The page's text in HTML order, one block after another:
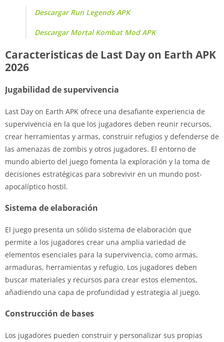
Descargar Run Legends APK
Descargar Mortal Kombat Mod APK
Caracteristicas de Last Day on Earth APK
2026
Jugabilidad de supervivencia
Last Day on Earth APK ofrece una desafiante experiencia de
supervivencia en la que los jugadores deben reunir recursos,
crear herramientas y armas, construir refugios y defenderse de
las amenazas de zombis y otros jugadores. El entorno de
mundo abierto del juego fomenta la exploración y la toma de
decisiones estratégicas para sobrevivir en un mundo post-
apocalíptico hostil.
Sistema de elaboración
El juego presenta un sólido sistema de elaboración que
permite a los jugadores crear una amplia variedad de
elementos esenciales para la supervivencia, como armas,
armaduras, herramientas y refugio. Los jugadores deben
buscar materiales y recursos para crear estos elementos,
añadiendo una capa de profundidad y estrategia al juego.
Construcción de bases
Los jugadores pueden construir y personalizar sus propias